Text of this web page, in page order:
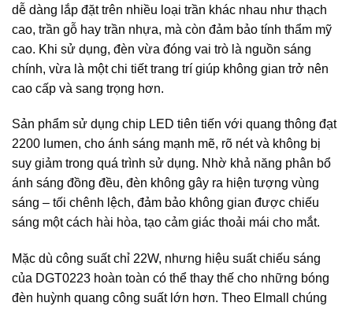
dễ dàng lắp đặt trên nhiều loại trần khác nhau như thạch
cao, trần gỗ hay trần nhựa, mà còn đảm bảo tính thẩm mỹ
cao. Khi sử dụng, đèn vừa đóng vai trò là nguồn sáng
chính, vừa là một chi tiết trang trí giúp không gian trở nên
cao cấp và sang trọng hơn.
Sản phẩm sử dụng chip LED tiên tiến với quang thông đạt
2200 lumen, cho ánh sáng mạnh mẽ, rõ nét và không bị
suy giảm trong quá trình sử dụng. Nhờ khả năng phân bổ
ánh sáng đồng đều, đèn không gây ra hiện tượng vùng
sáng – tối chênh lệch, đảm bảo không gian được chiếu
sáng một cách hài hòa, tạo cảm giác thoải mái cho mắt.
Mặc dù công suất chỉ 22W, nhưng hiệu suất chiếu sáng
của DGT0223 hoàn toàn có thể thay thế cho những bóng
đèn huỳnh quang công suất lớn hơn. Theo Elmall chúng